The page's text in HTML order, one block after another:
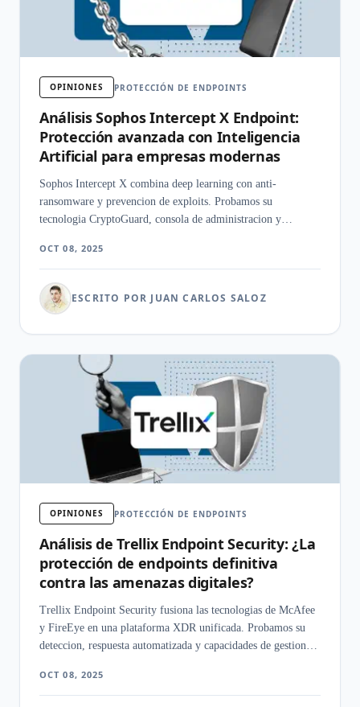
OPINIONES PROTECCIÓN DE ENDPOINTS
Análisis Sophos Intercept X Endpoint:
Protección avanzada con Inteligencia
Artificial para empresas modernas
Sophos Intercept X combina deep learning con anti-
ransomware y prevencion de exploits. Probamos su
tecnologia CryptoGuard, consola de administracion y
OCT 08, 2025
ESCRITO POR JUAN CARLOS SALOZ
OPINIONES PROTECCIÓN DE ENDPOINTS
Análisis de Trellix Endpoint Security: ¿La
protección de endpoints definitiva
contra las amenazas digitales?
Trellix Endpoint Security fusiona las tecnologias de McAfee
y FireEye en una plataforma XDR unificada. Probamos su
deteccion, respuesta automatizada y capacidades de gestion
OCT 08, 2025